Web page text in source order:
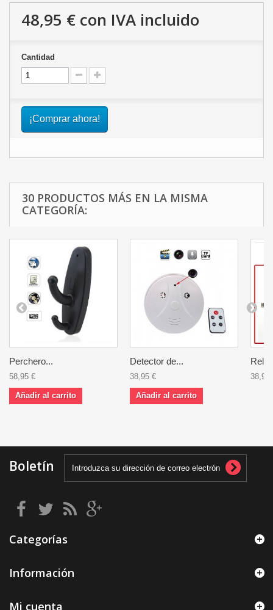
48,95 € con IVA incluido
Cantidad
¡Comprar ahora!
30 PRODUCTOS MÁS EN LA MISMA
CATEGORÍA:
Perchero...
58,95 €
Añadir al carrito
Detector de...
38,95 €
Añadir al carrito
38,95
Boletín
Categorías
Información
Mi cuenta